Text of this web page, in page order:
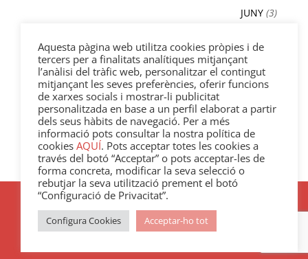
JUNY (3)
ABRIL
MARÇ
GENER (1)
2009 DESEMBRE
NOVEMBRE
Política de Cookies |Avís legal |Política de
Aquesta pàgina web utilitza cookies pròpies i de
tercers per a finalitats analítiques mitjançant
l’anàlisi del tràfic web, personalitzar el contingut
mitjançant les seves preferències, oferir funcions
de xarxes socials i mostrar-li publicitat
personalitzada en base a un perfil elaborat a partir
dels seus hàbits de navegació. Per a més
informació pots consultar la nostra política de
cookies AQUÍ. Pots acceptar totes les cookies a
través del botó “Acceptar” o pots acceptar-les de
forma concreta, modificar la seva selecció o
rebutjar la seva utilització prement el botó
“Configuració de Privacitat”.
Configura Cookies Acceptar-ho tot